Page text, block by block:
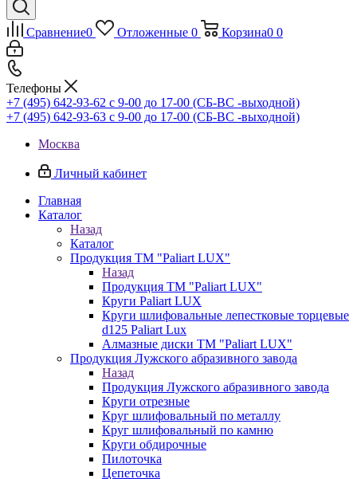
Сравнение0 Отложенные 0 Корзина0 0
Телефоны
+7 (495) 642-93-62 c 9-00 до 17-00 (СБ-ВС -выходной)
+7 (495) 642-93-63 c 9-00 до 17-00 (СБ-ВС -выходной)
Москва
Личный кабинет
Главная
Каталог
Назад
Каталог
Продукция ТМ "Paliart LUX"
Назад
Продукция ТМ "Paliart LUX"
Круги Paliart LUX
Круги шлифовальные лепестковые торцевые
d125 Paliart Lux
Алмазные диски ТМ "Paliart LUX"
Продукция Лужского абразивного завода
Назад
Продукция Лужского абразивного завода
Круги отрезные
Круг шлифовальный по металлу
Круг шлифовальный по камню
Круги обдирочные
Пилоточка
Цепеточка